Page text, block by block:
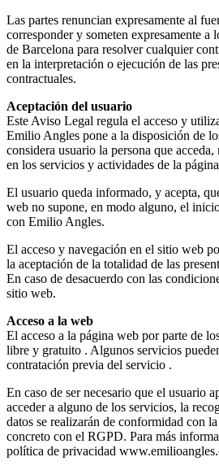
Las partes renuncian expresamente al
corresponder y someten expresamente a
de Barcelona para resolver cualquier
en la interpretación o ejecución de las
contractuales.
Aceptación del usuario
Este Aviso Legal regula el acceso y
Emilio Angles pone a la disposición de
considera usuario la persona que
en los servicios y actividades de la
El usuario queda informado, y acepta,
web no supone, en modo alguno, el
con Emilio Angles.
El acceso y navegación en el sitio web
la aceptación de la totalidad de las
En caso de desacuerdo con las
sitio web.
Acceso a la web
El acceso a la página web por parte de
libre y gratuito . Algunos servicios
contratación previa del servicio .
En caso de ser necesario que el usuario
acceder a alguno de los servicios, la
datos se realizarán de conformidad con
concreto con el RGPD. Para más
política de privacidad